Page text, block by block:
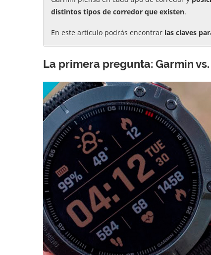
distintos tipos de corredor que existen.
En este artículo podrás encontrar las claves
La primera pregunta: Garmin